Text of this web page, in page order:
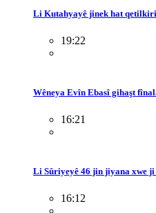
Li Kutahyayê jinek hat
19:22
Wêneya Evîn Ebasî gihaşt
16:21
Li Sûriyeyê 46 jin jiyana xwe ji
16:12